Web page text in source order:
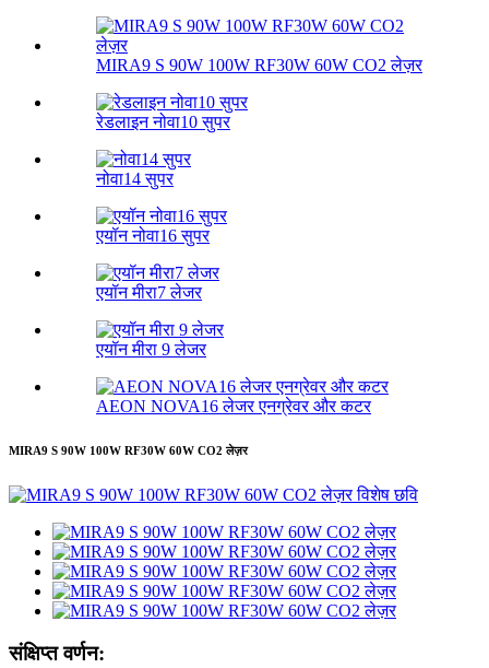
MIRA9 S 90W 100W RF30W 60W CO2 लेज़र
रेडलाइन नोवा10 सुपर
नोवा14 सुपर
एयॉन नोवा16 सुपर
एयॉन मीरा7 लेजर
एयॉन मीरा 9 लेजर
AEON NOVA16 लेजर एनग्रेवर और कटर
MIRA9 S 90W 100W RF30W 60W CO2 लेज़र
संक्षिप्त वर्णन: